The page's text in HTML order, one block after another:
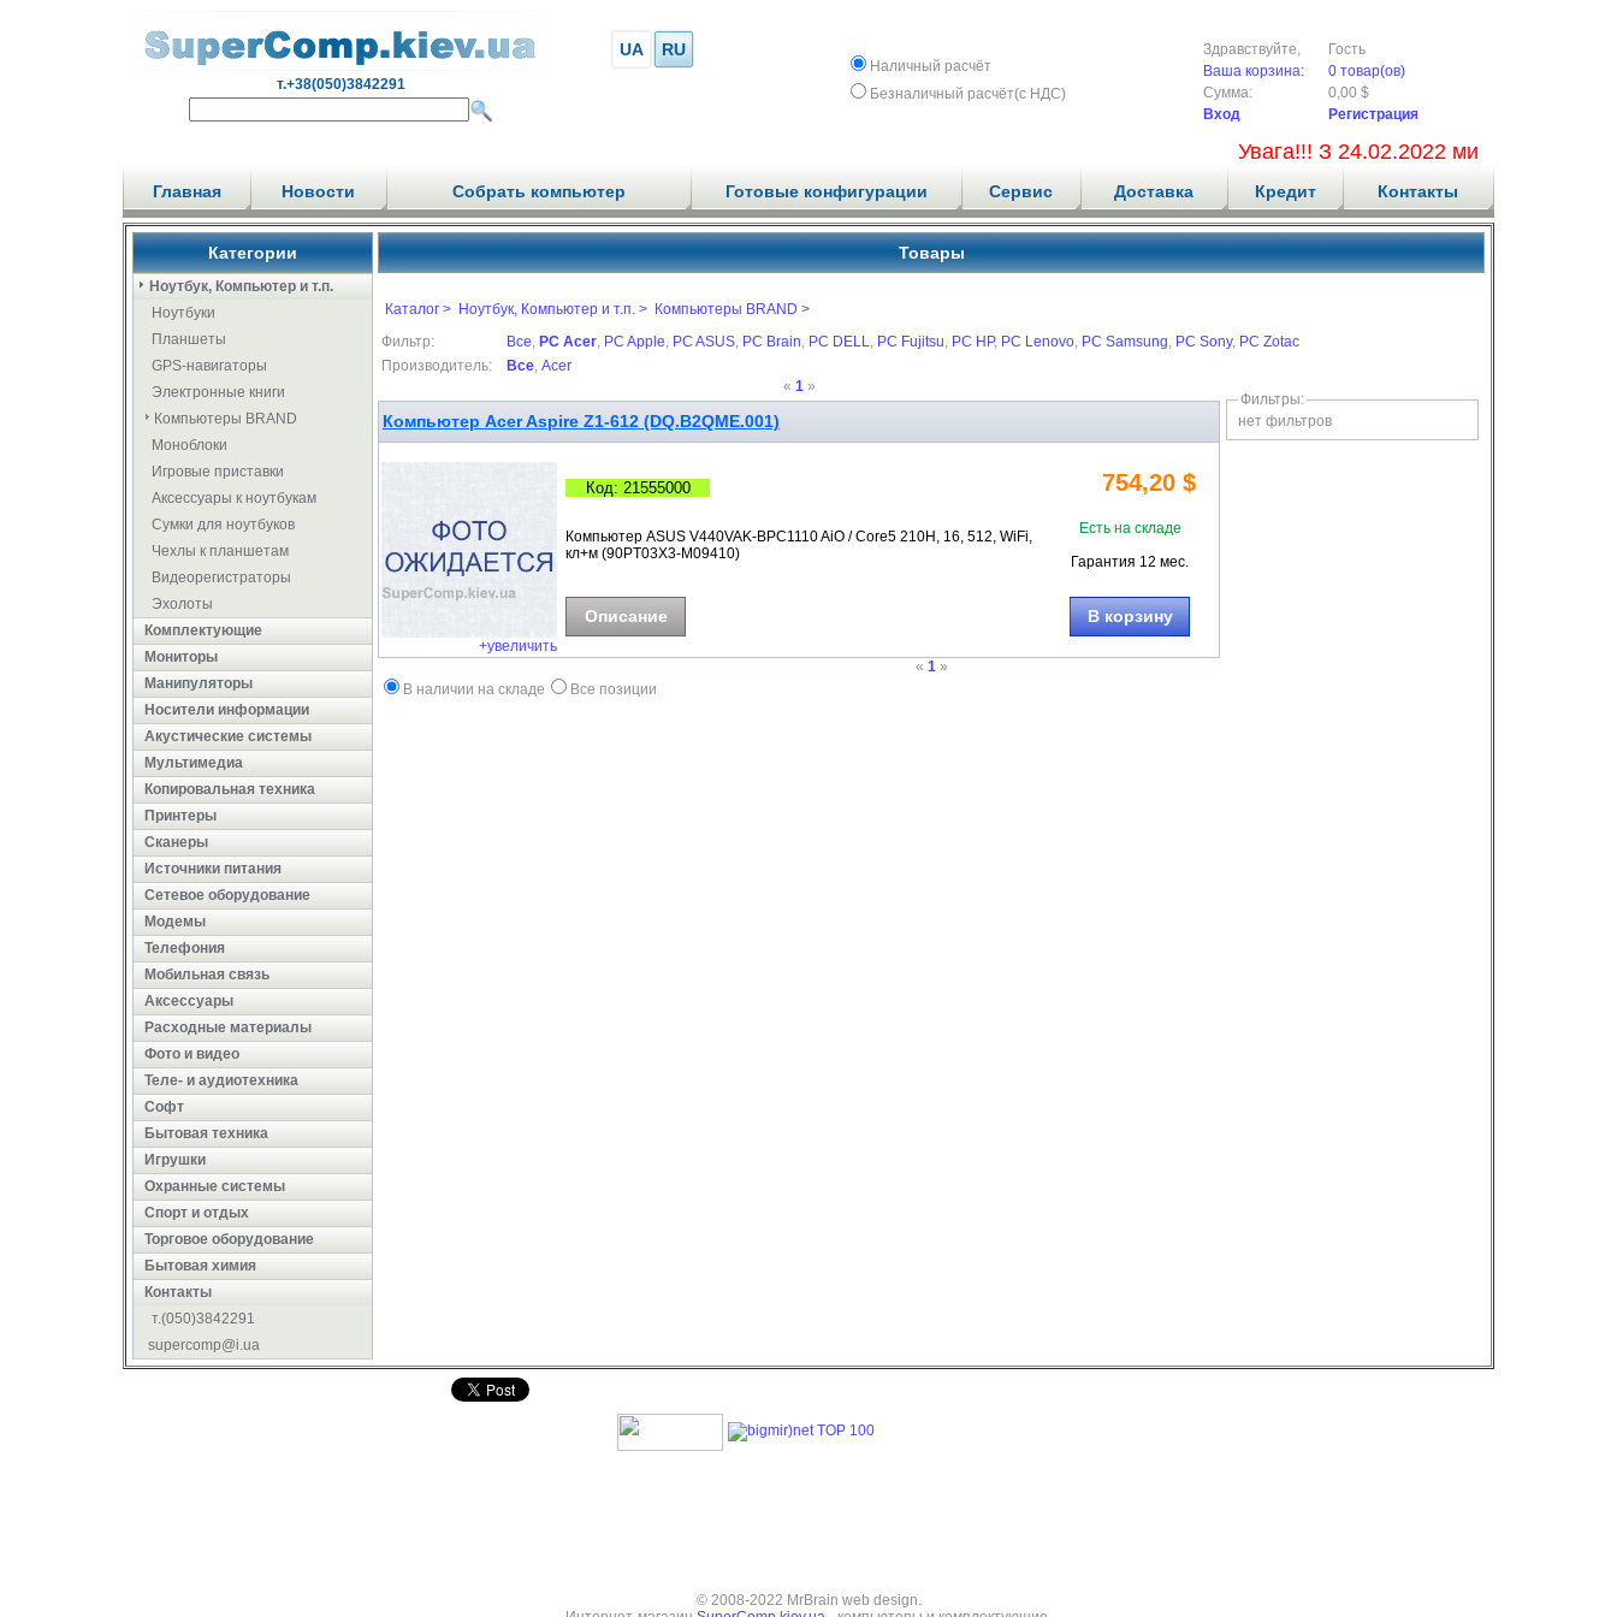
т.+38(050)3842291
UA RU
Наличный расчёт
Безналичный расчёт(с НДС)
Здравствуйте,
Гость
Ваша корзина:
0 товар(ов)
Сумма:
0,00 $
Вход
Регистрация
Увага!!! З 24.02.2022 ми не приймаємо
Главная Новости Собрать компьютер Готовые конфигурации Сервис Доставка Кредит Контакты
Категории
Ноутбук, Компьютер и т.п.
Ноутбуки
Планшеты
GPS-навигаторы
Электронные книги
Компьютеры BRAND
Моноблоки
Игровые приставки
Аксессуары к ноутбукам
Сумки для ноутбуков
Чехлы к планшетам
Видеорегистраторы
Эхолоты
Комплектующие
Мониторы
Манипуляторы
Носители информации
Акустические системы
Мультимедиа
Копировальная техника
Принтеры
Сканеры
Источники питания
Сетевое оборудование
Модемы
Телефония
Мобильная связь
Аксессуары
Расходные материалы
Фото и видео
Теле- и аудиотехника
Софт
Бытовая техника
Игрушки
Охранные системы
Cпорт и отдых
Торговое оборудование
Бытовая химия
Контакты
т.(050)3842291
supercomp@i.ua
Товары
Каталог > Ноутбук, Компьютер и т.п. > Компьютеры BRAND >
Фильтр:
Все, PC Acer, PC Apple, PC ASUS, PC Brain, PC DELL, PC Fujitsu, PC HP, PC Lenovo, PC Samsung, PC Sony, PC Zotac
Производитель:
Все, Acer
« 1 »
Компьютер Acer Aspire Z1-612 (DQ.B2QME.001)
+увеличить
Код: 21555000 754,20 $
Компьютер ASUS V440VAK-BPC1110 AiO / Core5 210H, 16, 512, WiFi,
кл+м (90PT03X3-M09410)
Есть на складе
Гарантия 12 мес.
Описание В корзину
Фильтры:
нет фильтров
« 1 »
В наличии на складе
Все позиции
© 2008-2022 MrBrain web design.